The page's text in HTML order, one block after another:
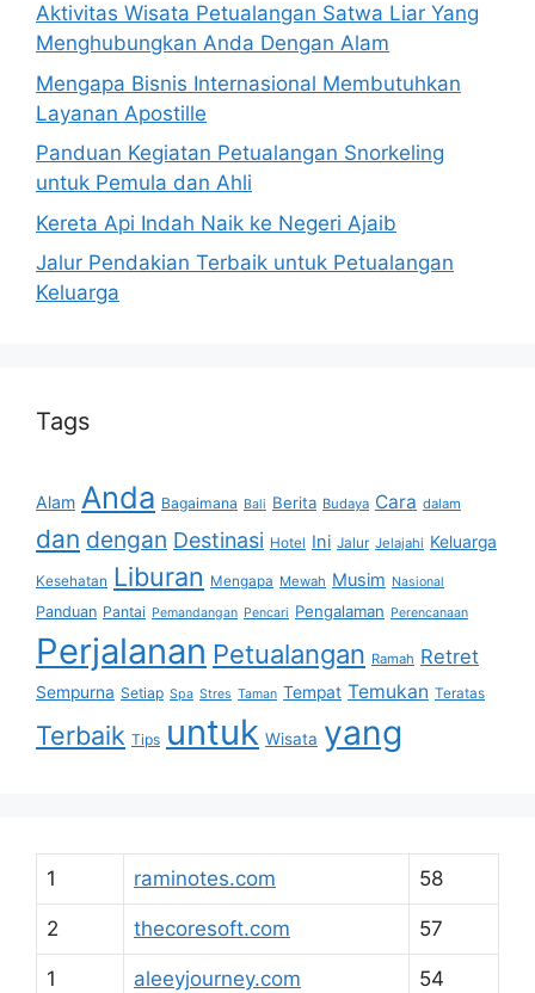
Aktivitas Wisata Petualangan Satwa Liar Yang
Menghubungkan Anda Dengan Alam
Mengapa Bisnis Internasional Membutuhkan
Layanan Apostille
Panduan Kegiatan Petualangan Snorkeling
untuk Pemula dan Ahli
Kereta Api Indah Naik ke Negeri Ajaib
Jalur Pendakian Terbaik untuk Petualangan
Keluarga
Tags
Alam Anda Bagaimana Bali Berita Budaya Cara dalam
dan dengan Destinasi Hotel Ini Jalur Jelajahi Keluarga
Kesehatan Liburan Mengapa Mewah Musim Nasional
Panduan Pantai Pemandangan Pencari Pengalaman Perencanaan
Perjalanan Petualangan Ramah Retret
Sempurna Setiap Spa Stres Taman Tempat Temukan Teratas
Terbaik Tips untuk Wisata yang
1 raminotes.com 58
2 thecoresoft.com 57
1 aleeyjourney.com 54